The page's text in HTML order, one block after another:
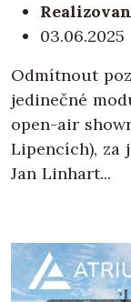
03.06.2025
Odmítnout
jedinečné
open-air
Lipencích), za
Jan Linhart...